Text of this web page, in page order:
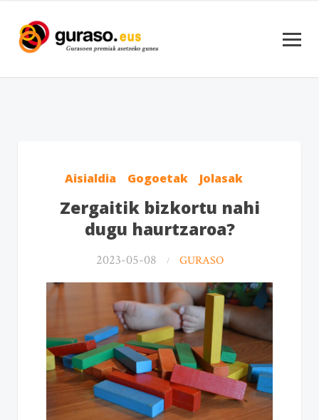
Aisialdia Gogoetak Jolasak
Zergaitik bizkortu nahi
dugu haurtzaroa?
2023-05-08 GURASO